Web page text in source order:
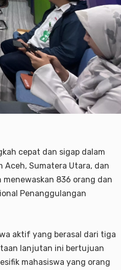
cepat dan sigap dalam
Aceh, Sumatera Utara, dan
836 orang dan
Penanggulangan
aktif yang berasal dari tiga
lanjutan ini bertujuan
mahasiswa yang orang